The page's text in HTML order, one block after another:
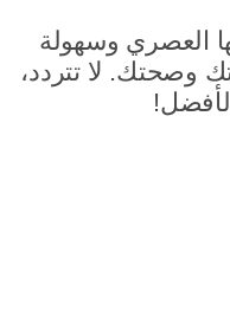
العصري وسهولة
وصحتك. لا تتردد،